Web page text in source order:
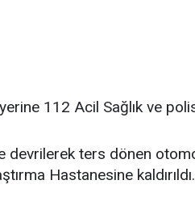
112 Acil Sağlık ve
devrilerek ters dönen
Hastanesine kaldırıldı.